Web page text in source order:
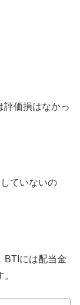
評価損はなかっ
ていないの
BTIには配当金